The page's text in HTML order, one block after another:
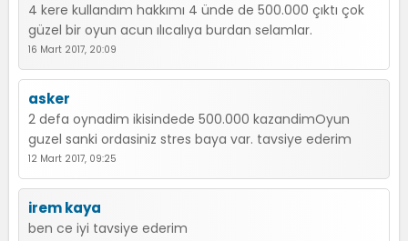
4 kere kullandım hakkımı 4 ünde de 500.000 çıktı çok
güzel bir oyun acun ılıcalıya burdan selamlar.
16 Mart 2017, 20:09
asker
2 defa oynadim ikisindede 500.000 kazandimOyun
guzel sanki ordasiniz stres baya var. tavsiye ederim
12 Mart 2017, 09:25
irem kaya
ben ce iyi tavsiye ederim